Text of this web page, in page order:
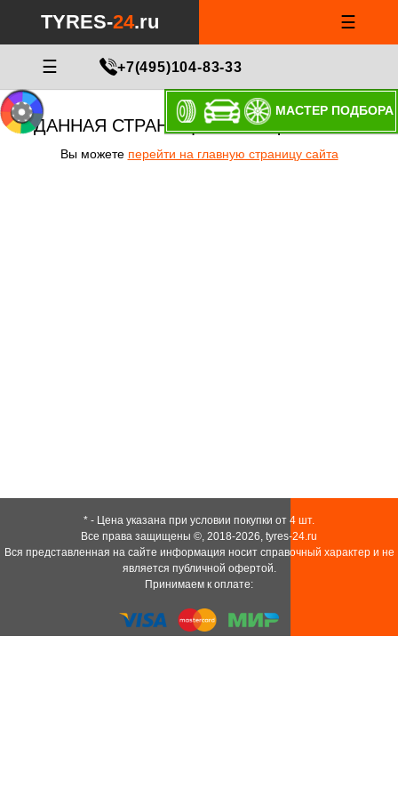
TYRES-24.ru ☰
☰ +7(495)104-83-33
МАСТЕР ПОДБОРА
ДАННАЯ СТРАНИЦА НЕ СУЩЕСТВУЕТ!
Вы можете перейти на главную страницу сайта
* - Цена указана при условии покупки от 4 шт.
Все права защищены ©, 2018-2026, tyres-24.ru
Вся представленная на сайте информация носит справочный характер и не
является публичной офертой.
Принимаем к оплате: